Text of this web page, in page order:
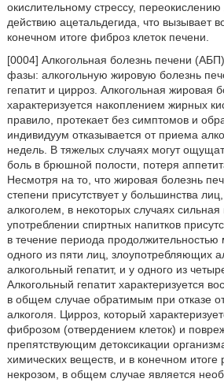
окислительному стрессу,
действию ацетальдегида, что вызывает
конечном итоге фиброз клеток печени.
[0004] Алкогольная болезнь печени
фазы: алкогольную жировую болезнь
гепатит и цирроз. Алкогольная жировая
характеризуется накоплением жирных
правило, протекает без симптомов и
индивидуум отказывается от приема
недель. В тяжелых случаях могут
боль в брюшной полости, потеря
Несмотря на то, что жировая болезнь
степени присутствует у большинства
алкоголем, в некоторых случаях сильная
употреблении спиртных напитков
в течение периода продолжительностью
одного из пяти лиц, злоупотребляющих
алкогольный гепатит, и у одного из
Алкогольный гепатит характеризуется
в общем случае обратимым при отказе
алкоголя. Цирроз, который
фиброзом (отвердением клеток) и
препятствующим детоксикации
химических веществ, и в конечном итоге
некрозом, в общем случае является